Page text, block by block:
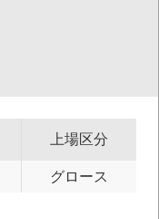
上場区分
グロース